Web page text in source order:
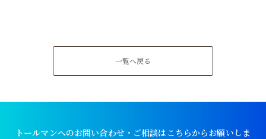
一覧へ戻る
トールマンへのお問い合わせ・ご相談はこちらからお願いしま